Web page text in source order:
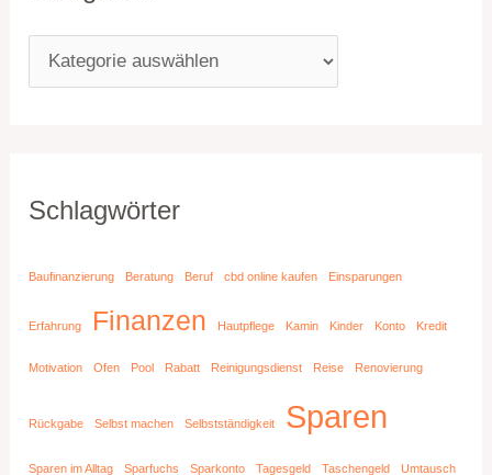
Schlagwörter
Baufinanzierung Beratung Beruf cbd online kaufen Einsparungen
Erfahrung Finanzen Hautpflege Kamin Kinder Konto Kredit
Motivation Ofen Pool Rabatt Reinigungsdienst Reise Renovierung
Rückgabe Selbst machen Selbstständigkeit Sparen
Sparen im Alltag Sparfuchs Sparkonto Tagesgeld Taschengeld Umtausch